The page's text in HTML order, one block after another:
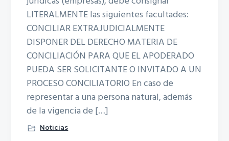
LITERALMENTE las siguientes facultades:
CONCILIAR EXTRAJUDICIALMENTE
DISPONER DEL DERECHO MATERIA DE
CONCILIACIÓN PARA QUE EL APODERADO
PUEDA SER SOLICITANTE O INVITADO A UN
PROCESO CONCILIATORIO En caso de
representar a una persona natural, además
de la vigencia de […]
Noticias